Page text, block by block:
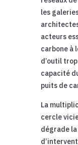
les
acteurs
carbone à
d’outil
capacité
puits de
La
cercle
dégrade